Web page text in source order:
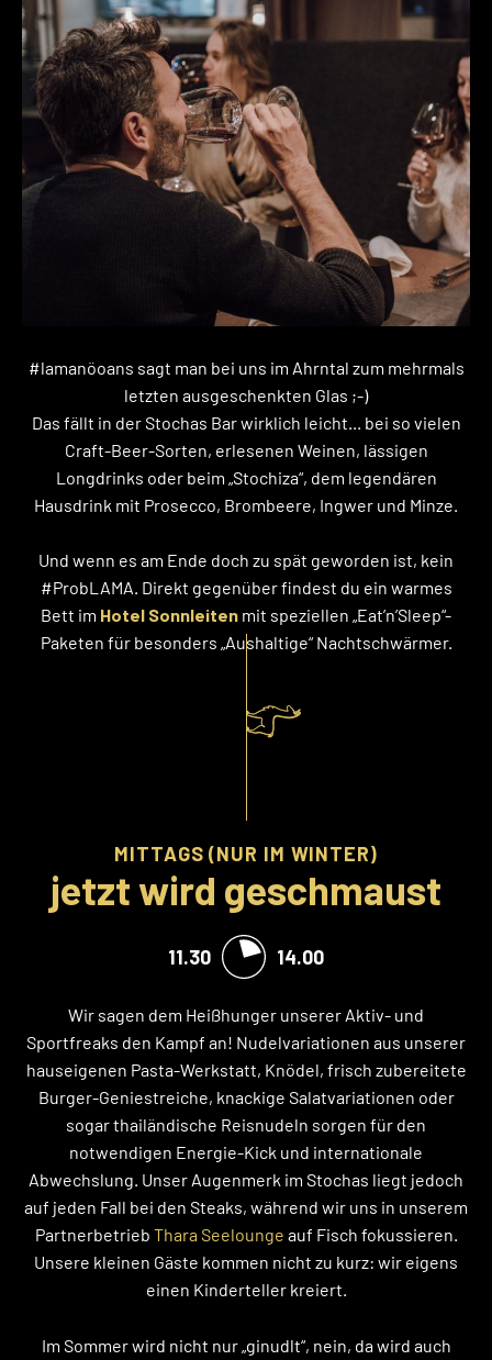
#lamanöoans sagt man bei uns im Ahrntal zum mehrmals
letzten ausgeschenkten Glas ;-)
Das fällt in der Stochas Bar wirklich leicht... bei so vielen
Craft-Beer-Sorten, erlesenen Weinen, lässigen
Longdrinks oder beim „Stochiza“, dem legendären
Hausdrink mit Prosecco, Brombeere, Ingwer und Minze.
Und wenn es am Ende doch zu spät geworden ist, kein
#ProbLAMA. Direkt gegenüber findest du ein warmes
Bett im Hotel Sonnleiten mit speziellen „Eat’n’Sleep“-
Paketen für besonders „Aushaltige“ Nachtschwärmer.
MITTAGS (NUR IM WINTER)
jetzt wird geschmaust
11.30 14.00
Wir sagen dem Heißhunger unserer Aktiv- und
Sportfreaks den Kampf an! Nudelvariationen aus unserer
hauseigenen Pasta-Werkstatt, Knödel, frisch zubereitete
Burger-Geniestreiche, knackige Salatvariationen oder
sogar thailändische Reisnudeln sorgen für den
notwendigen Energie-Kick und internationale
Abwechslung. Unser Augenmerk im Stochas liegt jedoch
auf jeden Fall bei den Steaks, während wir uns in unserem
Partnerbetrieb Thara Seelounge auf Fisch fokussieren.
Unsere kleinen Gäste kommen nicht zu kurz: wir eigens
einen Kinderteller kreiert.
Im Sommer wird nicht nur „ginudlt“, nein, da wird auch